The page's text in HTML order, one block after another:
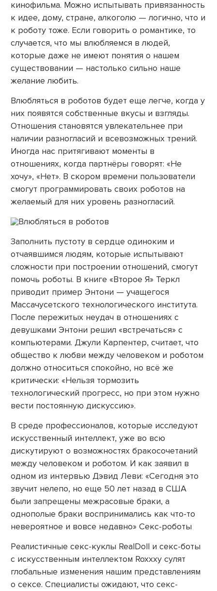
кинофильма. Можно испытывать привязанность
к идее, дому, стране, алкоголю — логично, что и
к роботу тоже. Если говорить о романтике, то
случается, что мы влюбляемся в людей,
которые даже не имеют понятия о нашем
существовании — настолько сильно наше
желание любить.
Влюбляться в роботов будет еще легче, когда у
них появятся собственные вкусы и взгляды.
Отношения становятся увлекательнее при
наличии разногласий и всевозможных трений.
Иногда нас притягивают моменты в
отношениях, когда партнёры говорят: «Не
хочу», «Нет». В скором времени пользователи
смогут программировать своих роботов на
желаемый для них уровень разногласий.
Заполнить пустоту в сердце одиноким и
отчаявшимся людям, которые испытывают
сложности при построении отношений, смогут
помочь роботы. В книге «Второе Я» Теркл
приводит пример Энтони — учащегося
Массачусетского технологического института.
После пережитых неудач в отношениях с
девушками Энтони решил «встречаться» с
компьютерами. Джули Карпентер, считает, что
общество к любви между человеком и роботом
должно относиться спокойно, но всё же
критически: «Нельзя тормозить
технологический прогресс, но при этом нужно
вести постоянную дискуссию».
В среде профессионалов, которые исследуют
искусственный интеллект, уже во всю
дискутируют о возможностях бракосочетаний
между человеком и роботом. И как заявил в
одном из интервью Дэвид Леви: «Сегодня это
звучит нелепо, но еще 50 лет назад в США
были запрещены межрасовые браки, а
однополые браки воспринимались как что-то
невероятное и вовсе недавно» Секс-роботы
Реалистичные секс-куклы RealDoll и секс-боты
с искусственным интеллектом Roxxxy сулят
глобальные изменения нашим представлениям
о сексе. Специалисты ожидают, что секс-